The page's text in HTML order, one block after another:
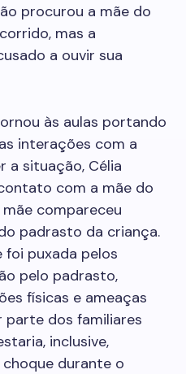
procurou a mãe do
mas a
a ouvir sua
às aulas portando
interações com a
a situação, Célia
com a mãe do
compareceu
padrasto da criança.
puxada pelos
pelo padrasto,
físicas e ameaças
dos familiares
inclusive,
durante o